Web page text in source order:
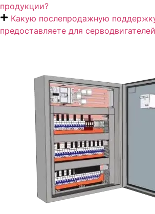
продукции?
Какую послепродажную
предоставляете для